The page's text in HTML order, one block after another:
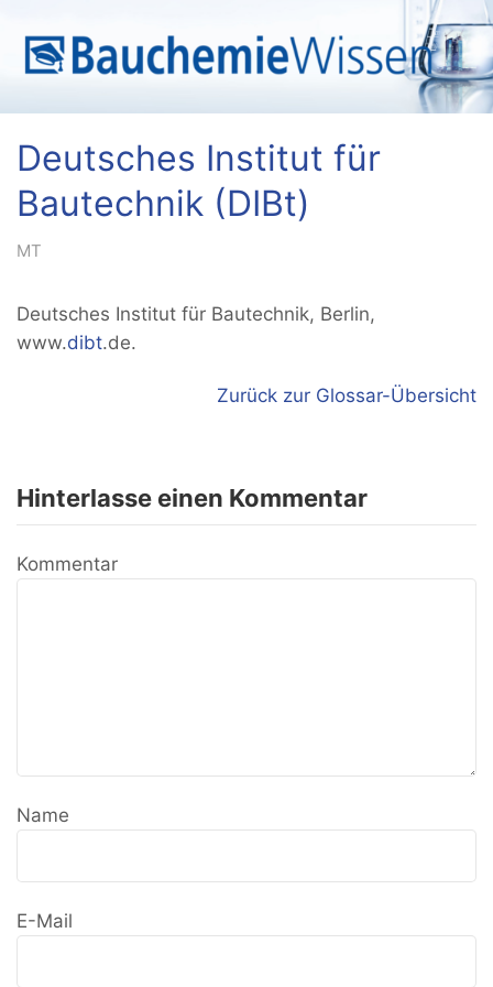
Deutsches Institut für
Bautechnik (DIBt)
MT
Deutsches Institut für Bautechnik, Berlin,
www.dibt.de.
Zurück zur Glossar-Übersicht
Hinterlasse einen Kommentar
Kommentar
Name
E-Mail